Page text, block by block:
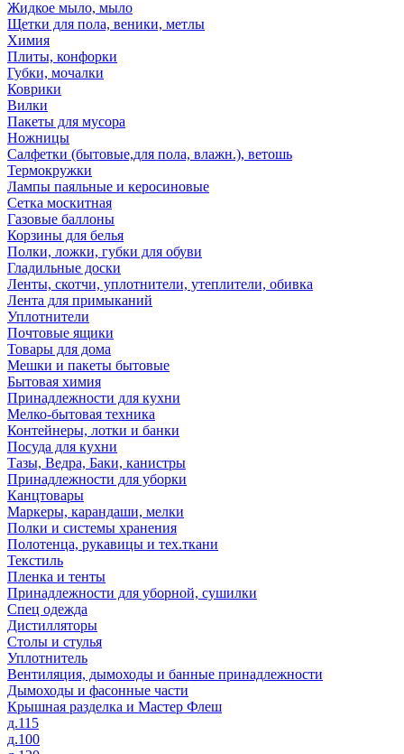
Жидкое мыло, мыло
Щетки для пола, веники, метлы
Химия
Плиты, конфорки
Губки, мочалки
Коврики
Вилки
Пакеты для мусора
Ножницы
Салфетки (бытовые,для пола, влажн.), ветошь
Термокружки
Лампы паяльные и керосиновые
Сетка москитная
Газовые баллоны
Корзины для белья
Полки, ложки, губки для обуви
Гладильные доски
Ленты, скотчи, уплотнители, утеплители, обивка
Лента для примыканий
Уплотнители
Почтовые ящики
Товары для дома
Мешки и пакеты бытовые
Бытовая химия
Принадлежности для кухни
Мелко-бытовая техника
Контейнеры, лотки и банки
Посуда для кухни
Тазы, Ведра, Баки, канистры
Принадлежности для уборки
Канцтовары
Маркеры, карандаши, мелки
Полки и системы хранения
Полотенца, рукавицы и тех.ткани
Текстиль
Пленка и тенты
Принадлежности для уборной, сушилки
Спец одежда
Дистилляторы
Столы и стулья
Уплотнитель
Вентиляция, дымоходы и банные принадлежности
Дымоходы и фасонные части
Крышная разделка и Мастер Флеш
д.115
д.100